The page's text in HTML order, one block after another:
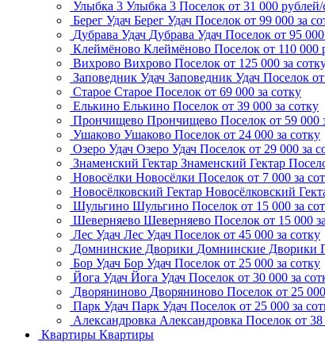
Улыбка 3 Улыбка 3 Поселок от 31 000 рублей/
Берег Удач Берег Удач Поселок от 99 000 за
Дубрава Удач Дубрава Удач Поселок от 95
Клеймёново Клеймёново Поселок от 110 000
Вихрово Вихрово Поселок от 125 000 за
Заповедник Удач Заповедник Удач Поселок
Старое Старое Поселок от 69 000 за сотку
Елькино Елькино Поселок от 39 000 за сотку
Прончищево Прончищево Поселок от 59 000
Ушаково Ушаково Поселок от 24 000 за сотку
Озеро Удач Озеро Удач Поселок от 29 000 за
Знаменский Гектар Знаменский Гектар
Новосёлки Новосёлки Поселок от 7 000 за
Новосёлковский Гектар Новосёлковский
Шульгино Шульгино Поселок от 15 000 за
Шеверняево Шеверняево Поселок от 15 000
Лес Удач Лес Удач Поселок от 45 000 за сотку
Домнинские Дворики Домнинские Дворики
Бор Удач Бор Удач Поселок от 25 000 за сотку
Йога Удач Йога Удач Поселок от 30 000 за
Дворяниново Дворяниново Поселок от 25
Парк Удач Парк Удач Поселок от 25 000 за
Александровка Александровка Поселок от 38
Квартиры Квартиры